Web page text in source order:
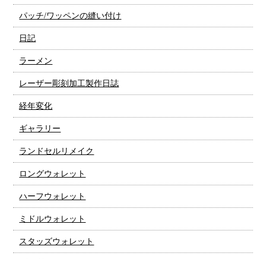
パッチ/ワッペンの縫い付け
日記
ラーメン
レーザー彫刻加工製作日誌
経年変化
ギャラリー
ランドセルリメイク
ロングウォレット
ハーフウォレット
ミドルウォレット
スタッズウォレット